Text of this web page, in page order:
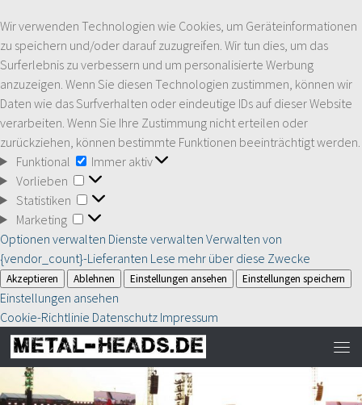
Wir verwenden Technologien wie Cookies, um Geräteinformationen
zu speichern und/oder darauf zuzugreifen. Wir tun dies, um das
Surferlebnis zu verbessern und um personalisierte Werbung
anzuzeigen. Wenn Sie diesen Technologien zustimmen, können wir
Daten wie das Surfverhalten oder eindeutige IDs auf dieser Website
verarbeiten. Wenn Sie Ihre Zustimmung nicht erteilen oder
zurückziehen, können bestimmte Funktionen beeinträchtigt werden.
Funktional
Funktional
Immer aktiv
Vorlieben
Vorlieben
Statistiken
Statistiken
Marketing
Marketing
Optionen verwalten Dienste verwalten Verwalten von
{vendor_count}-Lieferanten Lese mehr über diese Zwecke
Akzeptieren Ablehnen Einstellungen ansehen Einstellungen speichern
Einstellungen ansehen
Cookie-Richtlinie Datenschutz Impressum